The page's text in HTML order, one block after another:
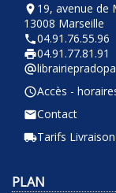
room 19, avenue de
13008 Marseille
phone04.91.76.55.96
local_printshop04.91.77.81.91
alternate_email
query_builderAccès -
emailContact
local_shippingTarifs Livraison
PLAN